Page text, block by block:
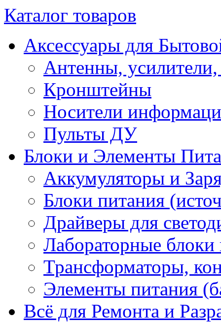
Каталог товаров
Аксессуары для
Антенны, усилители,
Кронштейны
Носители
Пульты ДУ
Блоки и Элементы
Аккумуляторы и
Блоки питания
Драйверы для
Лабораторные блоки
Трансформаторы,
Элементы питания
Всё для Ремонта и